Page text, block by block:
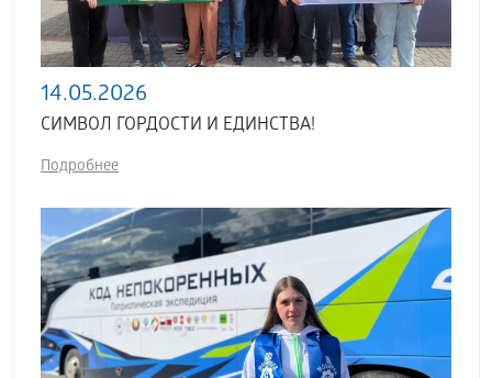
14.05.2026
СИМВОЛ ГОРДОСТИ И ЕДИНСТВА!
Подробнее